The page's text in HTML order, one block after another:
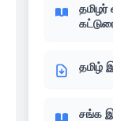
தமிழர்
தமிழ்
சங்க